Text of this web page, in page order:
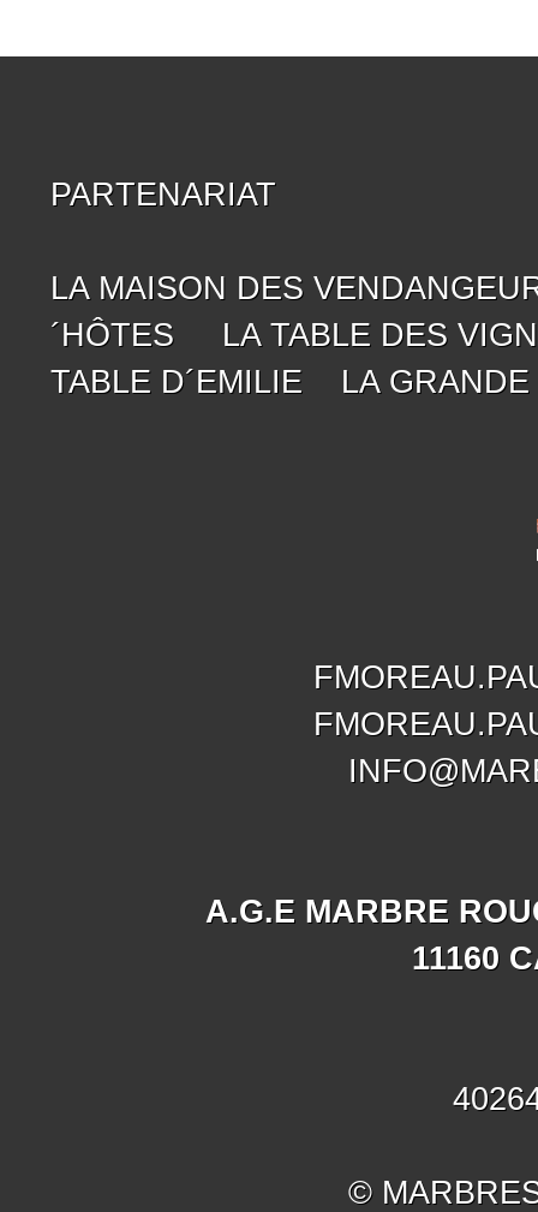
PARTENARIAT
LA MAISON DES
´HÔTES
LA TABLE DES
TABLE D´EMILIE
LA
A.G.E MARBRE
11160
©